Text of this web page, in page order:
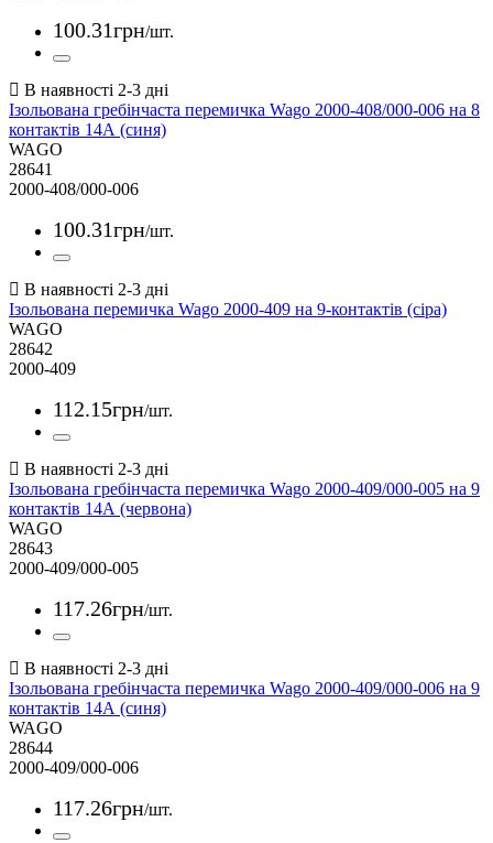
100.31грн/шт.
Ізольована гребінчаста перемичка Wago 2000-408/000-006 на 8
контактів 14А (синя)
WAGO
28641
2000-408/000-006
100.31грн/шт.
Ізольована перемичка Wago 2000-409 на 9-контактів (сіра)
WAGO
28642
2000-409
112.15грн/шт.
Ізольована гребінчаста перемичка Wago 2000-409/000-005 на 9
контактів 14А (червона)
WAGO
28643
2000-409/000-005
117.26грн/шт.
Ізольована гребінчаста перемичка Wago 2000-409/000-006 на 9
контактів 14А (синя)
WAGO
28644
2000-409/000-006
117.26грн/шт.